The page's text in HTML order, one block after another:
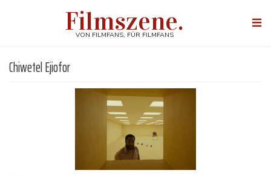
Filmszene.
VON FILMFANS, FÜR FILMFANS
Chiwetel Ejiofor